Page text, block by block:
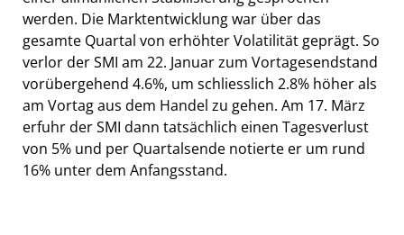
werden. Die Marktentwicklung war über das
gesamte Quartal von erhöhter Volatilität geprägt. So
verlor der SMI am 22. Januar zum Vortagesendstand
vorübergehend 4.6%, um schliesslich 2.8% höher als
am Vortag aus dem Handel zu gehen. Am 17. März
erfuhr der SMI dann tatsächlich einen Tagesverlust
von 5% und per Quartalsende notierte er um rund
16% unter dem Anfangsstand.